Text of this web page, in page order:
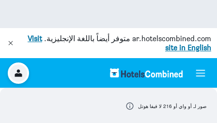
ar.hotelscombined.com متوفر أيضاً باللغة الإنجليزية.Visit
site in English
صور لـ أو واي أو 216 لا فيفا هوتل